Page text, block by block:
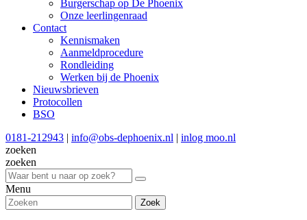
Burgerschap op De Phoenix
Onze leerlingenraad
Contact
Kennismaken
Aanmeldprocedure
Rondleiding
Werken bij de Phoenix
Nieuwsbrieven
Protocollen
BSO
0181-212943 | info@obs-dephoenix.nl | inlog moo.nl
zoeken
zoeken
Menu
Zoek